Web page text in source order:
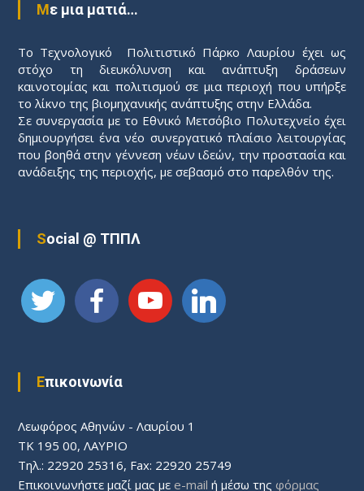
Με μια ματιά…
Το Τεχνολογικό Πολιτιστικό Πάρκο Λαυρίου έχει ως
στόχο τη διευκόλυνση και ανάπτυξη δράσεων
καινοτομίας και πολιτισμού σε μια περιοχή που υπήρξε
το λίκνο της βιομηχανικής ανάπτυξης στην Ελλάδα.
Σε συνεργασία με το Εθνικό Μετσόβιο Πολυτεχνείο έχει
δημιουργήσει ένα νέο συνεργατικό πλαίσιο λειτουργίας
που βοηθά στην γέννεση νέων ιδεών, την προστασία και
ανάδειξης της περιοχής, με σεβασμό στο παρελθόν της.
Social @ ΤΠΠΛ
Επικοινωνία
Λεωφόρος Aθηνών - Λαυρίου 1
ΤΚ 195 00, ΛΑΥΡΙΟ
Τηλ.: 22920 25316, Fax: 22920 25749
Επικοινωνήστε μαζί μας με e-mail ή μέσω της φόρμας